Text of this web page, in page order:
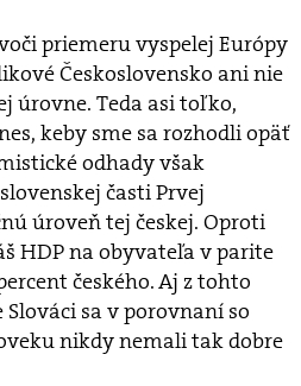
priemeru vyspelej Európy
Československo ani nie
úrovne. Teda asi toľko,
keby sme sa rozhodli opäť
odhady však
časti Prvej
úroveň tej českej. Oproti
HDP na obyvateľa v parite
českého. Aj z tohto
sa v porovnaní so
nikdy nemali tak dobre